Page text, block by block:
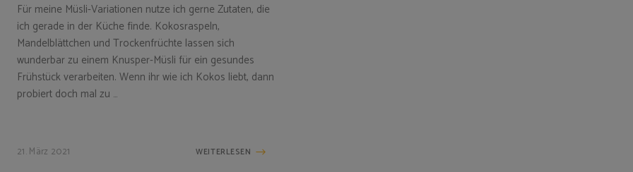
Für meine Müsli-Variationen nutze ich gerne Zutaten, die
ich gerade in der Küche finde. Kokosraspeln,
Mandelblättchen und Trockenfrüchte lassen sich
wunderbar zu einem Knusper-Müsli für ein gesundes
Frühstück verarbeiten. Wenn ihr wie ich Kokos liebt, dann
probiert doch mal zu …
21. März 2021 WEITERLESEN